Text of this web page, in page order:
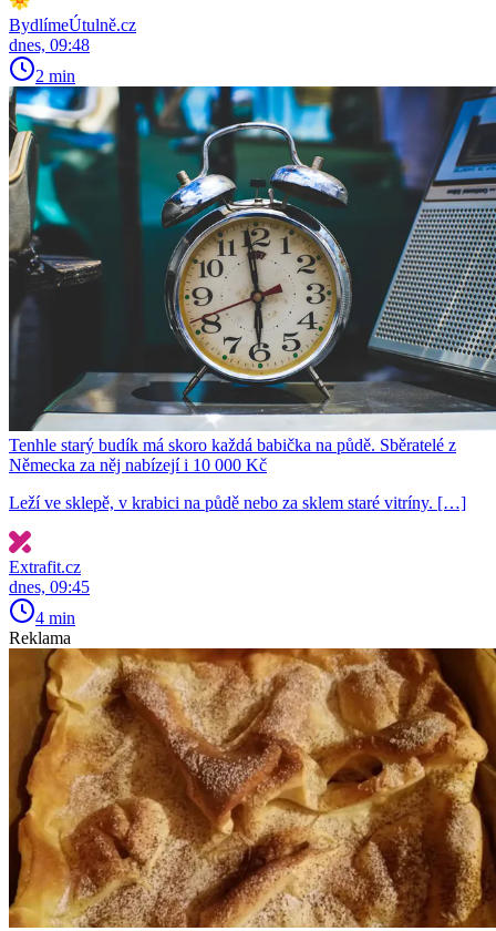
BydlímeÚtulně.cz
dnes, 09:48
2 min
Tenhle starý budík má skoro každá babička na půdě. Sběratelé z
Německa za něj nabízejí i 10 000 Kč
Leží ve sklepě, v krabici na půdě nebo za sklem staré vitríny. […]
Extrafit.cz
dnes, 09:45
4 min
Reklama